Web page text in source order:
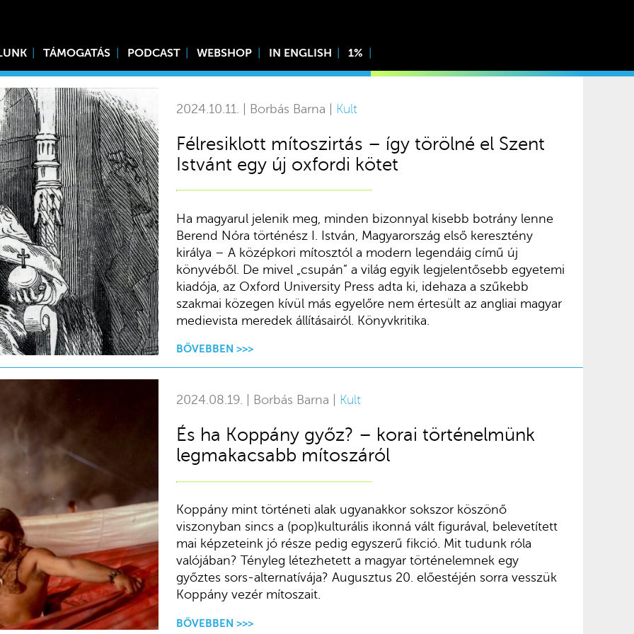
TÁMOGATÁS PODCAST WEBSHOP IN ENGLISH 1%
2024.10.11. | Borbás Barna | Kult
Félresiklott mítoszirtás – így törölné el Szent
Istvánt egy új oxfordi kötet
Ha magyarul jelenik meg, minden bizonnyal kisebb botrány lenne
Berend Nóra történész I. István, Magyarország első keresztény
királya – A középkori mítosztól a modern legendáig című új
könyvéből. De mivel „csupán” a világ egyik legjelentősebb egyetemi
kiadója, az Oxford University Press adta ki, idehaza a szűkebb
szakmai közegen kívül más egyelőre nem értesült az angliai magyar
medievista meredek állításairól. Könyvkritika.
BŐVEBBEN >>>
2024.08.19. | Borbás Barna | Kult
És ha Koppány győz? – korai történelmünk
legmakacsabb mítoszáról
Koppány mint történeti alak ugyanakkor sokszor köszönő
viszonyban sincs a (pop)kulturális ikonná vált figurával, belevetített
mai képzeteink jó része pedig egyszerű fikció. Mit tudunk róla
valójában? Tényleg létezhetett a magyar történelemnek egy
győztes sors-alternatívája? Augusztus 20. előestéjén sorra vesszük
Koppány vezér mítoszait.
BŐVEBBEN >>>